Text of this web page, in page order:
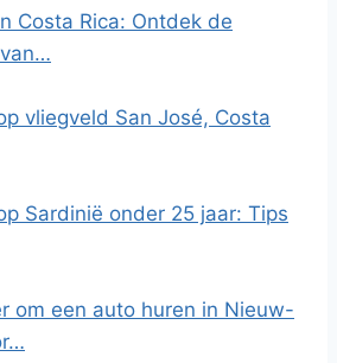
Costa Rica: Ontdek de
vliegveld San José, Costa
Sardinië onder 25 jaar: Tips
om een auto huren in Nieuw-